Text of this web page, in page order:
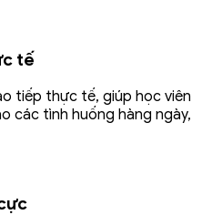
tế
tiếp thực tế, giúp học viên
các tình huống hàng ngày,